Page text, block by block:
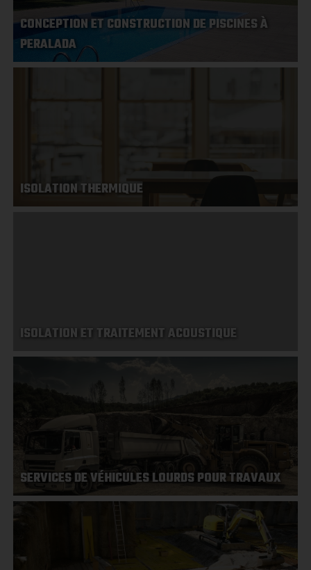
CONCEPTION ET CONSTRUCTION DE PISCINES À
PERALADA
ISOLATION THERMIQUE
ISOLATION ET TRAITEMENT ACOUSTIQUE
SERVICES DE VÉHICULES LOURDS POUR TRAVAUX